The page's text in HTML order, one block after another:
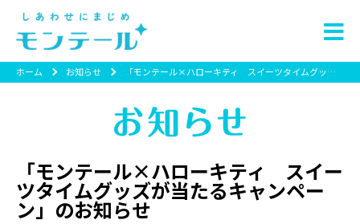
ホーム お知らせ 「モンテール×ハローキティ スイーツタイムグッズが当たるキャンペーン」のお知らせ
「モンテール×ハローキティ スイー
ツタイムグッズが当たるキャンペー
ン」のお知らせ